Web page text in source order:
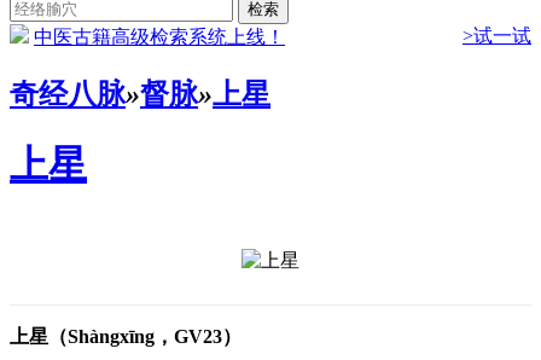
中医古籍高级检索系统上线！ >试一试
奇经八脉»督脉»上星
上星
上星（Shàngxīng，GV23）